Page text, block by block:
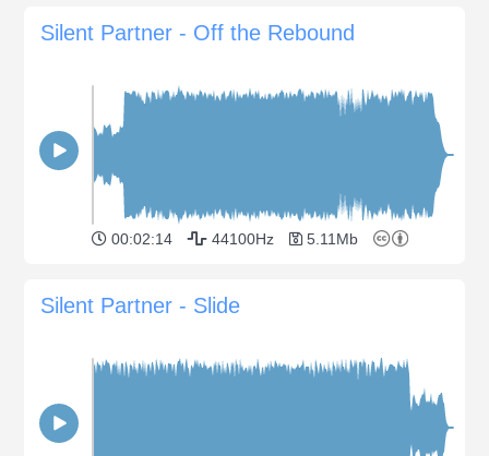
Silent Partner - Off the Rebound
00:02:14 44100Hz 5.11Mb
Silent Partner - Slide